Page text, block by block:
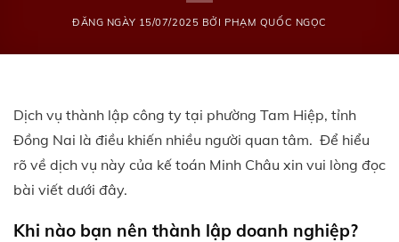
ĐĂNG NGÀY 15/07/2025 BỞI PHẠM QUỐC NGỌC
Dịch vụ thành lập công ty tại phường Tam Hiệp, tỉnh
Đồng Nai là điều khiến nhiều người quan tâm. Để hiểu
rõ về dịch vụ này của kế toán Minh Châu xin vui lòng đọc
bài viết dưới đây.
Khi nào bạn nên thành lập doanh nghiệp?